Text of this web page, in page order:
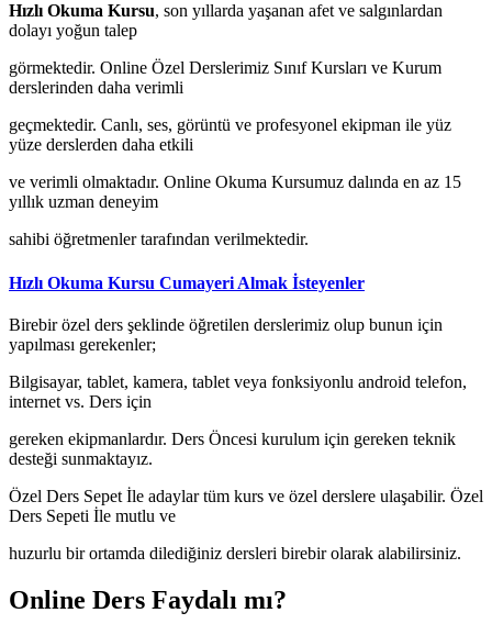
Hızlı Okuma Kursu, son yıllarda yaşanan afet ve salgınlardan
dolayı yoğun talep
görmektedir. Online Özel Derslerimiz Sınıf Kursları ve Kurum
derslerinden daha verimli
geçmektedir. Canlı, ses, görüntü ve profesyonel ekipman ile yüz
yüze derslerden daha etkili
ve verimli olmaktadır. Online Okuma Kursumuz dalında en az 15
yıllık uzman deneyim
sahibi öğretmenler tarafından verilmektedir.
Hızlı Okuma Kursu Cumayeri Almak İsteyenler
Birebir özel ders şeklinde öğretilen derslerimiz olup bunun için
yapılması gerekenler;
Bilgisayar, tablet, kamera, tablet veya fonksiyonlu android telefon,
internet vs. Ders için
gereken ekipmanlardır. Ders Öncesi kurulum için gereken teknik
desteği sunmaktayız.
Özel Ders Sepet İle adaylar tüm kurs ve özel derslere ulaşabilir. Özel
Ders Sepeti İle mutlu ve
huzurlu bir ortamda dilediğiniz dersleri birebir olarak alabilirsiniz.
Online Ders Faydalı mı?